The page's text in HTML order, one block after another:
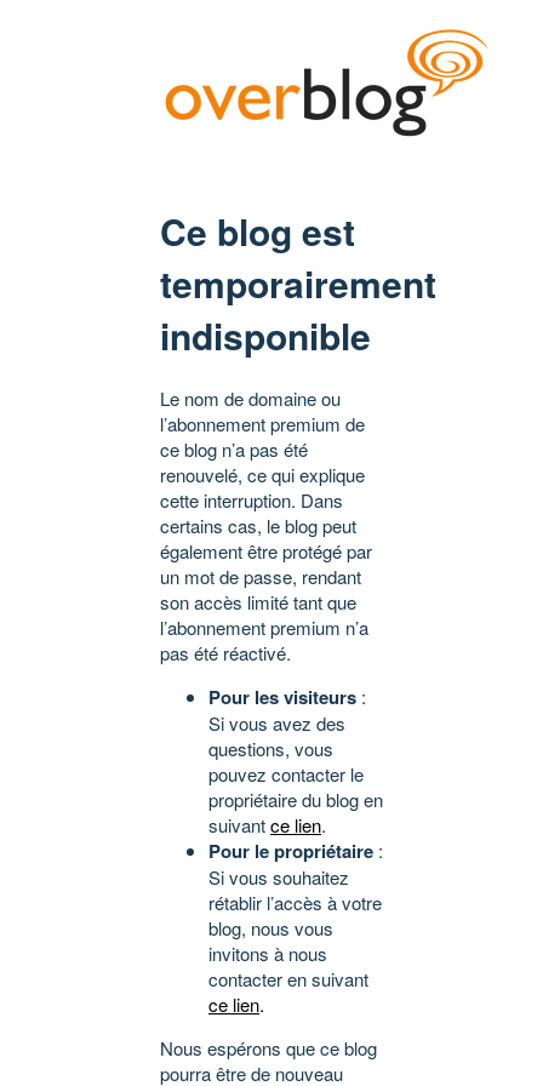
Ce blog est
temporairement
indisponible
Le nom de domaine ou
l’abonnement premium de
ce blog n’a pas été
renouvelé, ce qui explique
cette interruption. Dans
certains cas, le blog peut
également être protégé par
un mot de passe, rendant
son accès limité tant que
l’abonnement premium n’a
pas été réactivé.
Pour les visiteurs :
Si vous avez des
questions, vous
pouvez contacter le
propriétaire du blog en
suivantce lien.
Pour le propriétaire :
Si vous souhaitez
rétablir l’accès à votre
blog, nous vous
invitons à nous
contacter en suivant
ce lien.
Nous espérons que ce blog
pourra être de nouveau